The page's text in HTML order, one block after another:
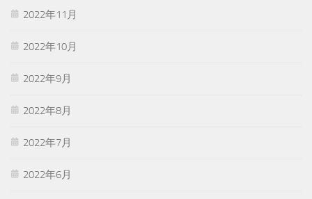
2022年11月
2022年10月
2022年9月
2022年8月
2022年7月
2022年6月